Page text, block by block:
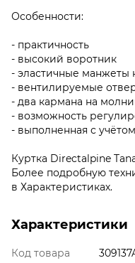
Особенности:
- практичность
- высокий воротник
- эластичные манжеты
- вентилируемые
- два кармана на
- возможность
- выполненная с
Куртка Directalpine
Более подробную
в Характеристиках.
Характеристики
Код товара